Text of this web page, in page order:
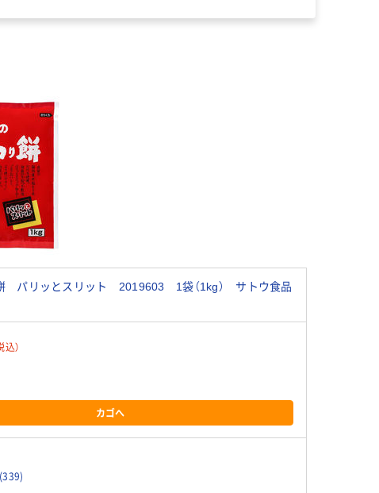
パリッとスリット 2019603 1袋（1kg） サトウ食品
込）
カゴへ
(339)